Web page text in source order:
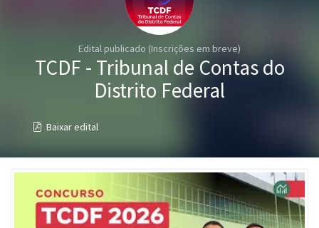
Questões grátis
Conteúdo gratuito
Edital publicado (Inscrições em breve)
TCDF - Tribunal de Contas do
Distrito Federal
Baixar edital